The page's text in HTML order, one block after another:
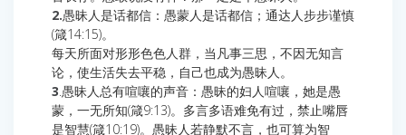
2.愚昧人是话都信：愚蒙人是话都信；通达人步步谨慎
(箴14:15)。
每天所面对形形色色人群，当凡事三思，不因无知言
论，使生活失去平稳，自己也成为愚昧人。
3.愚昧人总有喧嚷的声音：愚昧的妇人喧嚷，她是愚
蒙，一无所知(箴9:13)。多言多语难免有过，禁止嘴唇
是智慧(箴10:19)。愚昧人若静默不言，也可算为智